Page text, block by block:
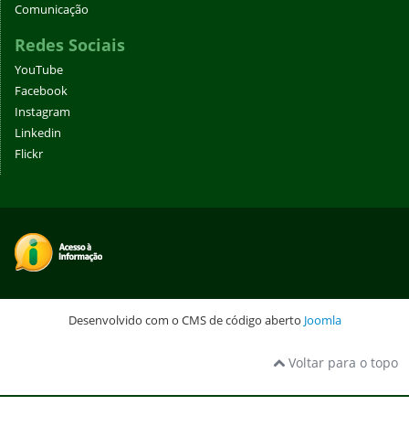
Comunicação
Redes Sociais
YouTube
Facebook
Instagram
Linkedin
Flickr
Desenvolvido com o CMS de código aberto Joomla
Voltar para o topo